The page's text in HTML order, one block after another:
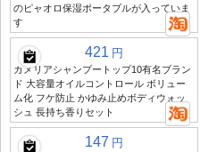
のピャオロ保湿ポータブルが入っていま
す
421 円
カメリアシャンプートップ10有名ブラン
ド 大容量オイルコントロール ボリュー
ム化 フケ防止 かゆみ止めボディウォッ
シュ 長持ち香りセット
147 円